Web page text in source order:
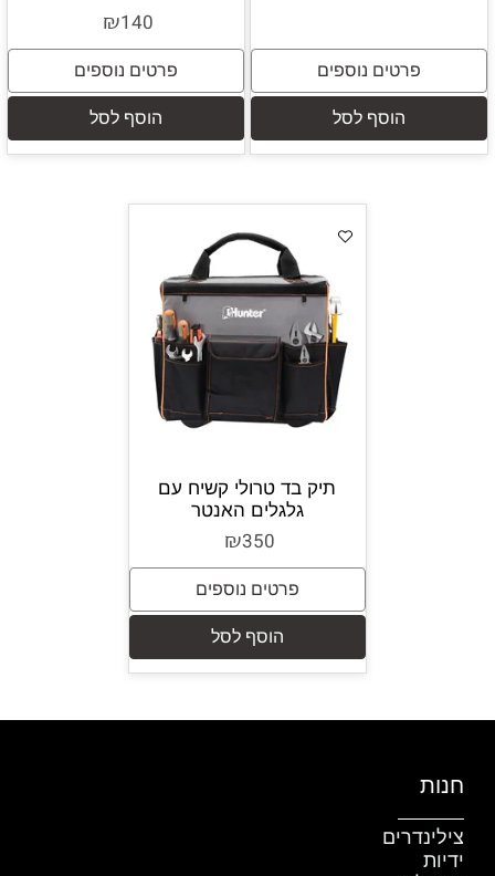
פרטים נוספים
הוסף לסל
₪140
פרטים נוספים
הוסף לסל
תיק בד טרולי קשיח עם
גלגלים האנטר
₪350
פרטים נוספים
הוסף לסל
חנות
צילינדרים
ידיות